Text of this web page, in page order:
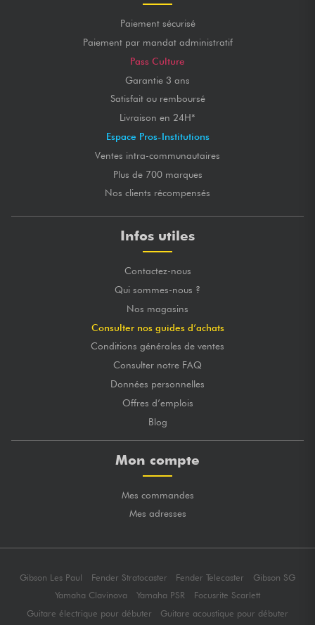
Paiement sécurisé
Paiement par mandat administratif
Pass Culture
Garantie 3 ans
Satisfait ou remboursé
Livraison en 24H*
Espace Pros-Institutions
Ventes intra-communautaires
Plus de 700 marques
Nos clients récompensés
Infos utiles
Contactez-nous
Qui sommes-nous ?
Nos magasins
Consulter nos guides d’achats
Conditions générales de ventes
Consulter notre FAQ
Données personnelles
Offres d’emplois
Blog
Mon compte
Mes commandes
Mes adresses
Gibson Les Paul Fender Stratocaster Fender Telecaster
Gibson SG
Yamaha Clavinova
Yamaha PSR
Focusrite Scarlett
Guitare électrique pour débuter
Guitare acoustique pour débuter